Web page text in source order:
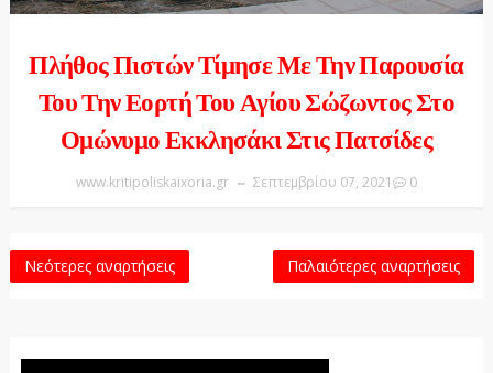
Πλήθος Πιστών Τίμησε Με Την Παρουσία
Του Την Εορτή Του Αγίου Σώζωντος Στο
Ομώνυμο Εκκλησάκι Στις Πατσίδες
www.kritipoliskaixoria.gr Σεπτεμβρίου 07, 2021 0
Νεότερες αναρτήσεις Παλαιότερες αναρτήσεις